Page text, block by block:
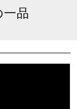
一品